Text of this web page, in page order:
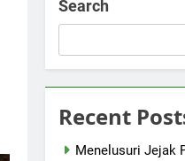
Search
Recent
Menelusuri Jejak